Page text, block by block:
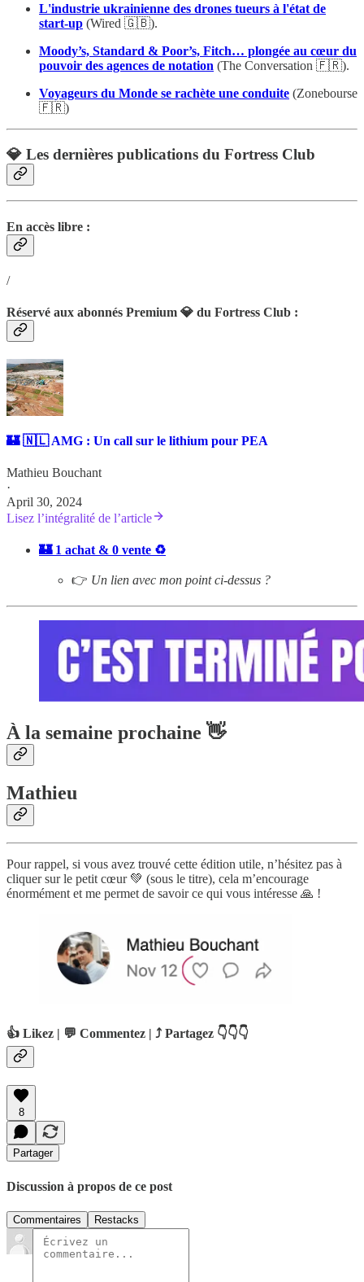
L'industrie ukrainienne des drones tueurs à l'état de
start-up (Wired 🇬🇧).
Moody’s, Standard & Poor’s, Fitch… plongée au cœur du
pouvoir des agences de notation (The Conversation 🇫🇷).
Voyageurs du Monde se rachète une conduite (Zonebourse
🇫🇷)
💎 Les dernières publications du Fortress Club
En accès libre :
/
Réservé aux abonnés Premium 💎 du Fortress Club :
🏰 🇳🇱 AMG : Un call sur le lithium pour PEA
Mathieu Bouchant
·
April 30, 2024
Lisez l’intégralité de l’article
🏰 1 achat & 0 vente ♻️
👉 Un lien avec mon point ci-dessus ?
À la semaine prochaine 👋
Mathieu
Pour rappel, si vous avez trouvé cette édition utile, n’hésitez pas à
cliquer sur le petit cœur 💚 (sous le titre), cela m’encourage
énormément et me permet de savoir ce qui vous intéresse 🙏 !
👍 Likez | 💬 Commentez | ⤴️ Partagez 👇👇👇
8
Partager
Discussion à propos de ce post
Commentaires Restacks